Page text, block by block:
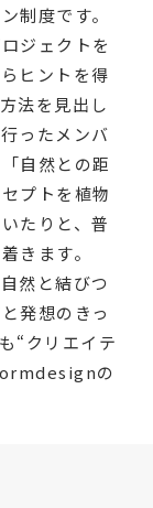
制度です。
ジェクトを
ヒントを得
法を見出し
ったメンバ
自然との距
プトを植物
たりと、普
きます。
然と結びつ
発想のきっ
“クリエイテ
の